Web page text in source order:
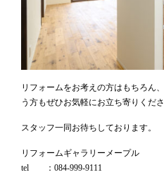
リフォームをお考えの方はもちろん
う方もぜひお気軽にお立ち寄りくださ
スタッフ一同お待ちしております。
リフォームギャラリーメープル
tel ：084-999-9111